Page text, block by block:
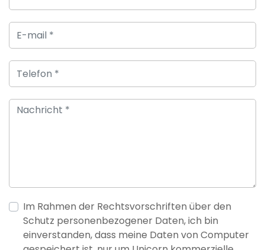
Im Rahmen der Rechtsvorschriften über den
Schutz personenbezogener Daten, ich bin
einverstanden, dass meine Daten von Computer